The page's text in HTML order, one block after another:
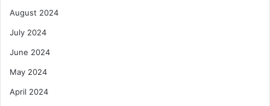
August 2024
July 2024
June 2024
May 2024
April 2024